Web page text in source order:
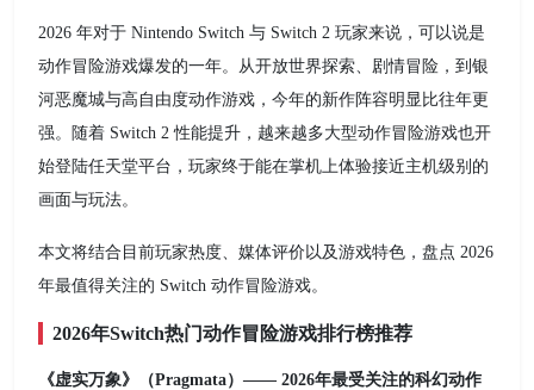
2026 年对于 Nintendo Switch 与 Switch 2 玩家来说，可以说是
动作冒险游戏爆发的一年。从开放世界探索、剧情冒险，到银
河恶魔城与高自由度动作游戏，今年的新作阵容明显比往年更
强。随着 Switch 2 性能提升，越来越多大型动作冒险游戏也开
始登陆任天堂平台，玩家终于能在掌机上体验接近主机级别的
画面与玩法。
本文将结合目前玩家热度、媒体评价以及游戏特色，盘点 2026
年最值得关注的 Switch 动作冒险游戏。
2026年Switch热门动作冒险游戏排行榜推荐
《虚实万象》（Pragmata）—— 2026年最受关注的科幻动作